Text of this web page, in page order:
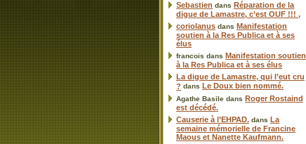
Sebastien dans Réparation de la
digue de Lamastre, c’est OUF !!! ,
coriolanus dans Manifestation
soutien à la Res Publica et à ses
élus
francois dans Manifestation soutien
à la Res Publica et à ses élus
La digue de Lamastre, qui l’eut cru
? dans Le Doux bien nommé.
Agathe Basile dans Roger Rostaind
est décédé.
Causerie à l’EHPAD. dans La
semaine mémorielle de Francine
Maous et Nanette Kaufmann.